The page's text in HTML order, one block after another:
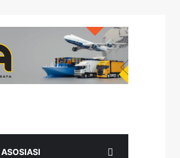
ASOSIASI